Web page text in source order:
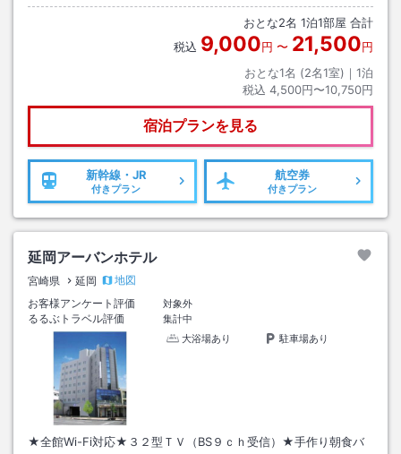
おとな2名 1泊1部屋 合計
税込 9,000円 〜 21,500円
おとな1名 (2名1室)｜ 1泊
税込 4,500円〜10,750円
宿泊プランを見る
新幹線・JR
付きプラン
航空券
付きプラン
延岡アーバンホテル
宮崎県 延岡
地図
お客様アンケート評価
対象外
るるぶトラベル評価
集計中
大浴場あり
駐車場あり
★全館Wi-Fi対応★３２型ＴＶ（BS９ｃｈ受信）★手作り朝食バ